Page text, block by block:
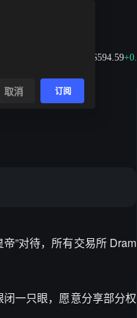
$594.59+0.79%
”对待，所有交易所 Dram
一只眼，愿意分享部分权
取消 订阅